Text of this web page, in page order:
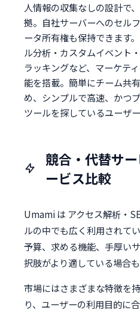
人情報の収集なしの設計で
拠。自社サーバーへのセル
ータ所有権も保持できます
ル分析・カスタムイベント
ラッキングなど、マーケテ
能を搭載。簡単にチーム共
め、シンプルで高速、かつ
ツールを探しているユーザ
競合・代替サ
ービス比較
Umami は アクセス解析・
ルの中でも広く利用されて
予算、求める機能、手厚い
択肢がより適している場合も
市場にはさまざまな特徴を
り、ユーザーの利用目的に